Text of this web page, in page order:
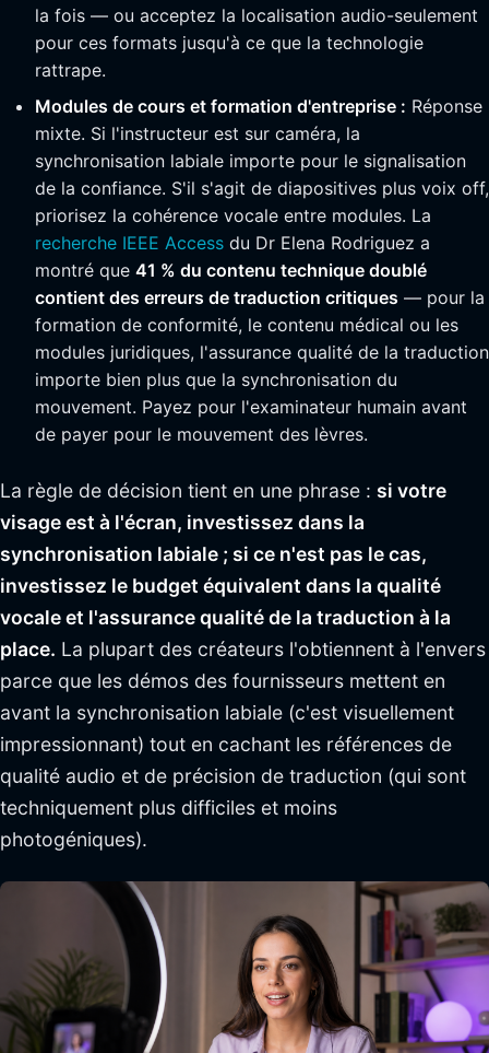
la fois — ou acceptez la localisation audio-seulement
pour ces formats jusqu'à ce que la technologie
rattrape.
Modules de cours et formation d'entreprise : Réponse
mixte. Si l'instructeur est sur caméra, la
synchronisation labiale importe pour le signalisation
de la confiance. S'il s'agit de diapositives plus voix off,
priorisez la cohérence vocale entre modules. La
recherche IEEE Access du Dr Elena Rodriguez a
montré que 41 % du contenu technique doublé
contient des erreurs de traduction critiques — pour la
formation de conformité, le contenu médical ou les
modules juridiques, l'assurance qualité de la traduction
importe bien plus que la synchronisation du
mouvement. Payez pour l'examinateur humain avant
de payer pour le mouvement des lèvres.
La règle de décision tient en une phrase : si votre
visage est à l'écran, investissez dans la
synchronisation labiale ; si ce n'est pas le cas,
investissez le budget équivalent dans la qualité
vocale et l'assurance qualité de la traduction à la
place. La plupart des créateurs l'obtiennent à l'envers
parce que les démos des fournisseurs mettent en
avant la synchronisation labiale (c'est visuellement
impressionnant) tout en cachant les références de
qualité audio et de précision de traduction (qui sont
techniquement plus difficiles et moins
photogéniques).